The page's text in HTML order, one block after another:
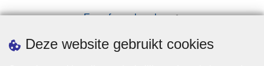
Deze website gebruikt cookies
Een afspraak maken
Downloads